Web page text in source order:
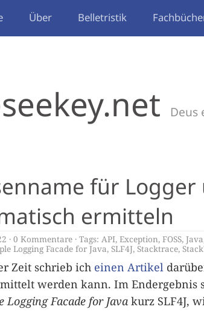
Über Belletristik
Deus
für Logger
ermitteln
0 Kommentare Tags: API, Exception, FOSS, Java
Logging Facade for Java, SLF4J, Stacktrace,
Zeit schrieb ich einen Artikel
werden kann. Im Endergebnis
Logging Facade for Java kurz SLF4J,